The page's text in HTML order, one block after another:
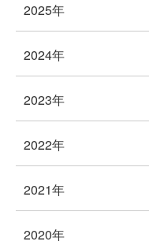
2025年
2024年
2023年
2022年
2021年
2020年